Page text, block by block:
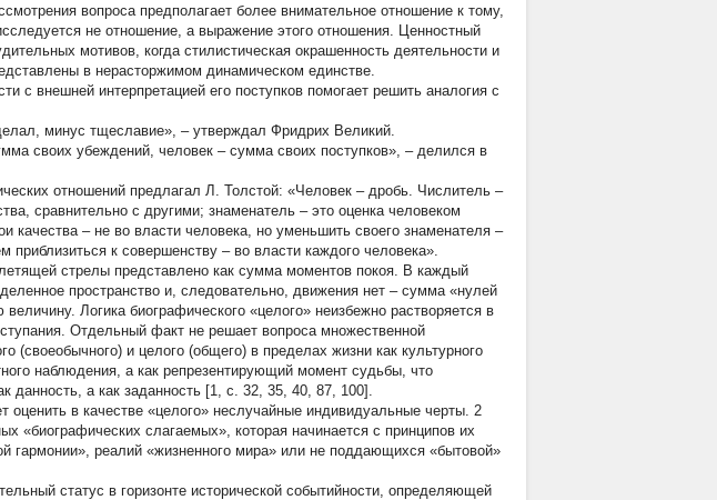
вопроса предполагает более внимательное отношение к тому,
не отношение, а выражение этого отношения. Ценностный
мотивов, когда стилистическая окрашенность деятельности и
в нерасторжимом динамическом единстве.
с внешней интерпретацией его поступков помогает решить аналогия с
минус тщеславие», – утверждал Фридрих Великий.
своих убеждений, человек – сумма своих поступков», – делился в
отношений предлагал Л. Толстой: «Человек – дробь. Числитель –
сравнительно с другими; знаменатель – это оценка человеком
качества – не во власти человека, но уменьшить своего знаменателя –
к совершенству – во власти каждого человека».
стрелы представлено как сумма моментов покоя. В каждый
пространство и, следовательно, движения нет – сумма «нулей
Логика биографического «целого» неизбежно растворяется в
Отдельный факт не решает вопроса множественной
(своеобычного) и целого (общего) в пределах жизни как культурного
наблюдения, а как репрезентирующий момент судьбы, что
данность, а как заданность [1, с. 32, 35, 40, 87, 100].
оценить в качестве «целого» неслучайные индивидуальные черты. 2
«биографических слагаемых», которая начинается с принципов их
гармонии», реалий «жизненного мира» или не поддающихся «бытовой»
статус в горизонте исторической событийности, определяющей